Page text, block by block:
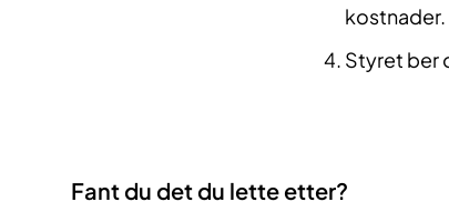
kostnader.
Styret ber
Fant du det du lette etter?